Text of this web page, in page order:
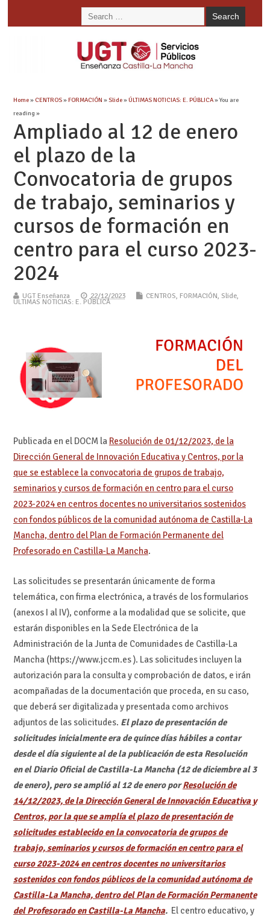
Home» CENTROS»FORMACIÓN »Slide»ÚLTIMAS NOTICIAS: E. PÚBLICA» You are
reading »
Ampliado al 12 de enero
el plazo de la
Convocatoria de grupos
de trabajo, seminarios y
cursos de formación en
centro para el curso 2023-
2024
UGT Enseñanza 22/12/2023 CENTROS, FORMACIÓN, Slide,
ÚLTIMAS NOTICIAS: E. PÚBLICA
Publicada en el DOCM la Resolución de 01/12/2023, de la
Dirección General de Innovación Educativa y Centros, por la
que se establece la convocatoria de grupos de trabajo,
seminarios y cursos de formación en centro para el curso
2023-2024 en centros docentes no universitarios sostenidos
con fondos públicos de la comunidad autónoma de Castilla-La
Mancha, dentro del Plan de Formación Permanente del
Profesorado en Castilla-La Mancha.
Las solicitudes se presentarán únicamente de forma
telemática, con firma electrónica, a través de los formularios
(anexos I al IV), conforme a la modalidad que se solicite, que
estarán disponibles en la Sede Electrónica de la
Administración de la Junta de Comunidades de Castilla-La
Mancha (https://www.jccm.es ). Las solicitudes incluyen la
autorización para la consulta y comprobación de datos, e irán
acompañadas de la documentación que proceda, en su caso,
que deberá ser digitalizada y presentada como archivos
adjuntos de las solicitudes. El plazo de presentación de
solicitudes inicialmente era de quince días hábiles a contar
desde el día siguiente al de la publicación de esta Resolución
en el Diario Oficial de Castilla-La Mancha (12 de diciembre al 3
de enero), pero se amplió al 12 de enero porResolución de
14/12/2023, de la Dirección General de Innovación Educativa y
Centros, por la que se amplía el plazo de presentación de
solicitudes establecido en la convocatoria de grupos de
trabajo, seminarios y cursos de formación en centro para el
curso 2023-2024 en centros docentes no universitarios
sostenidos con fondos públicos de la comunidad autónoma de
Castilla-La Mancha, dentro del Plan de Formación Permanente
del Profesorado en Castilla-La Mancha. El centro educativo, y